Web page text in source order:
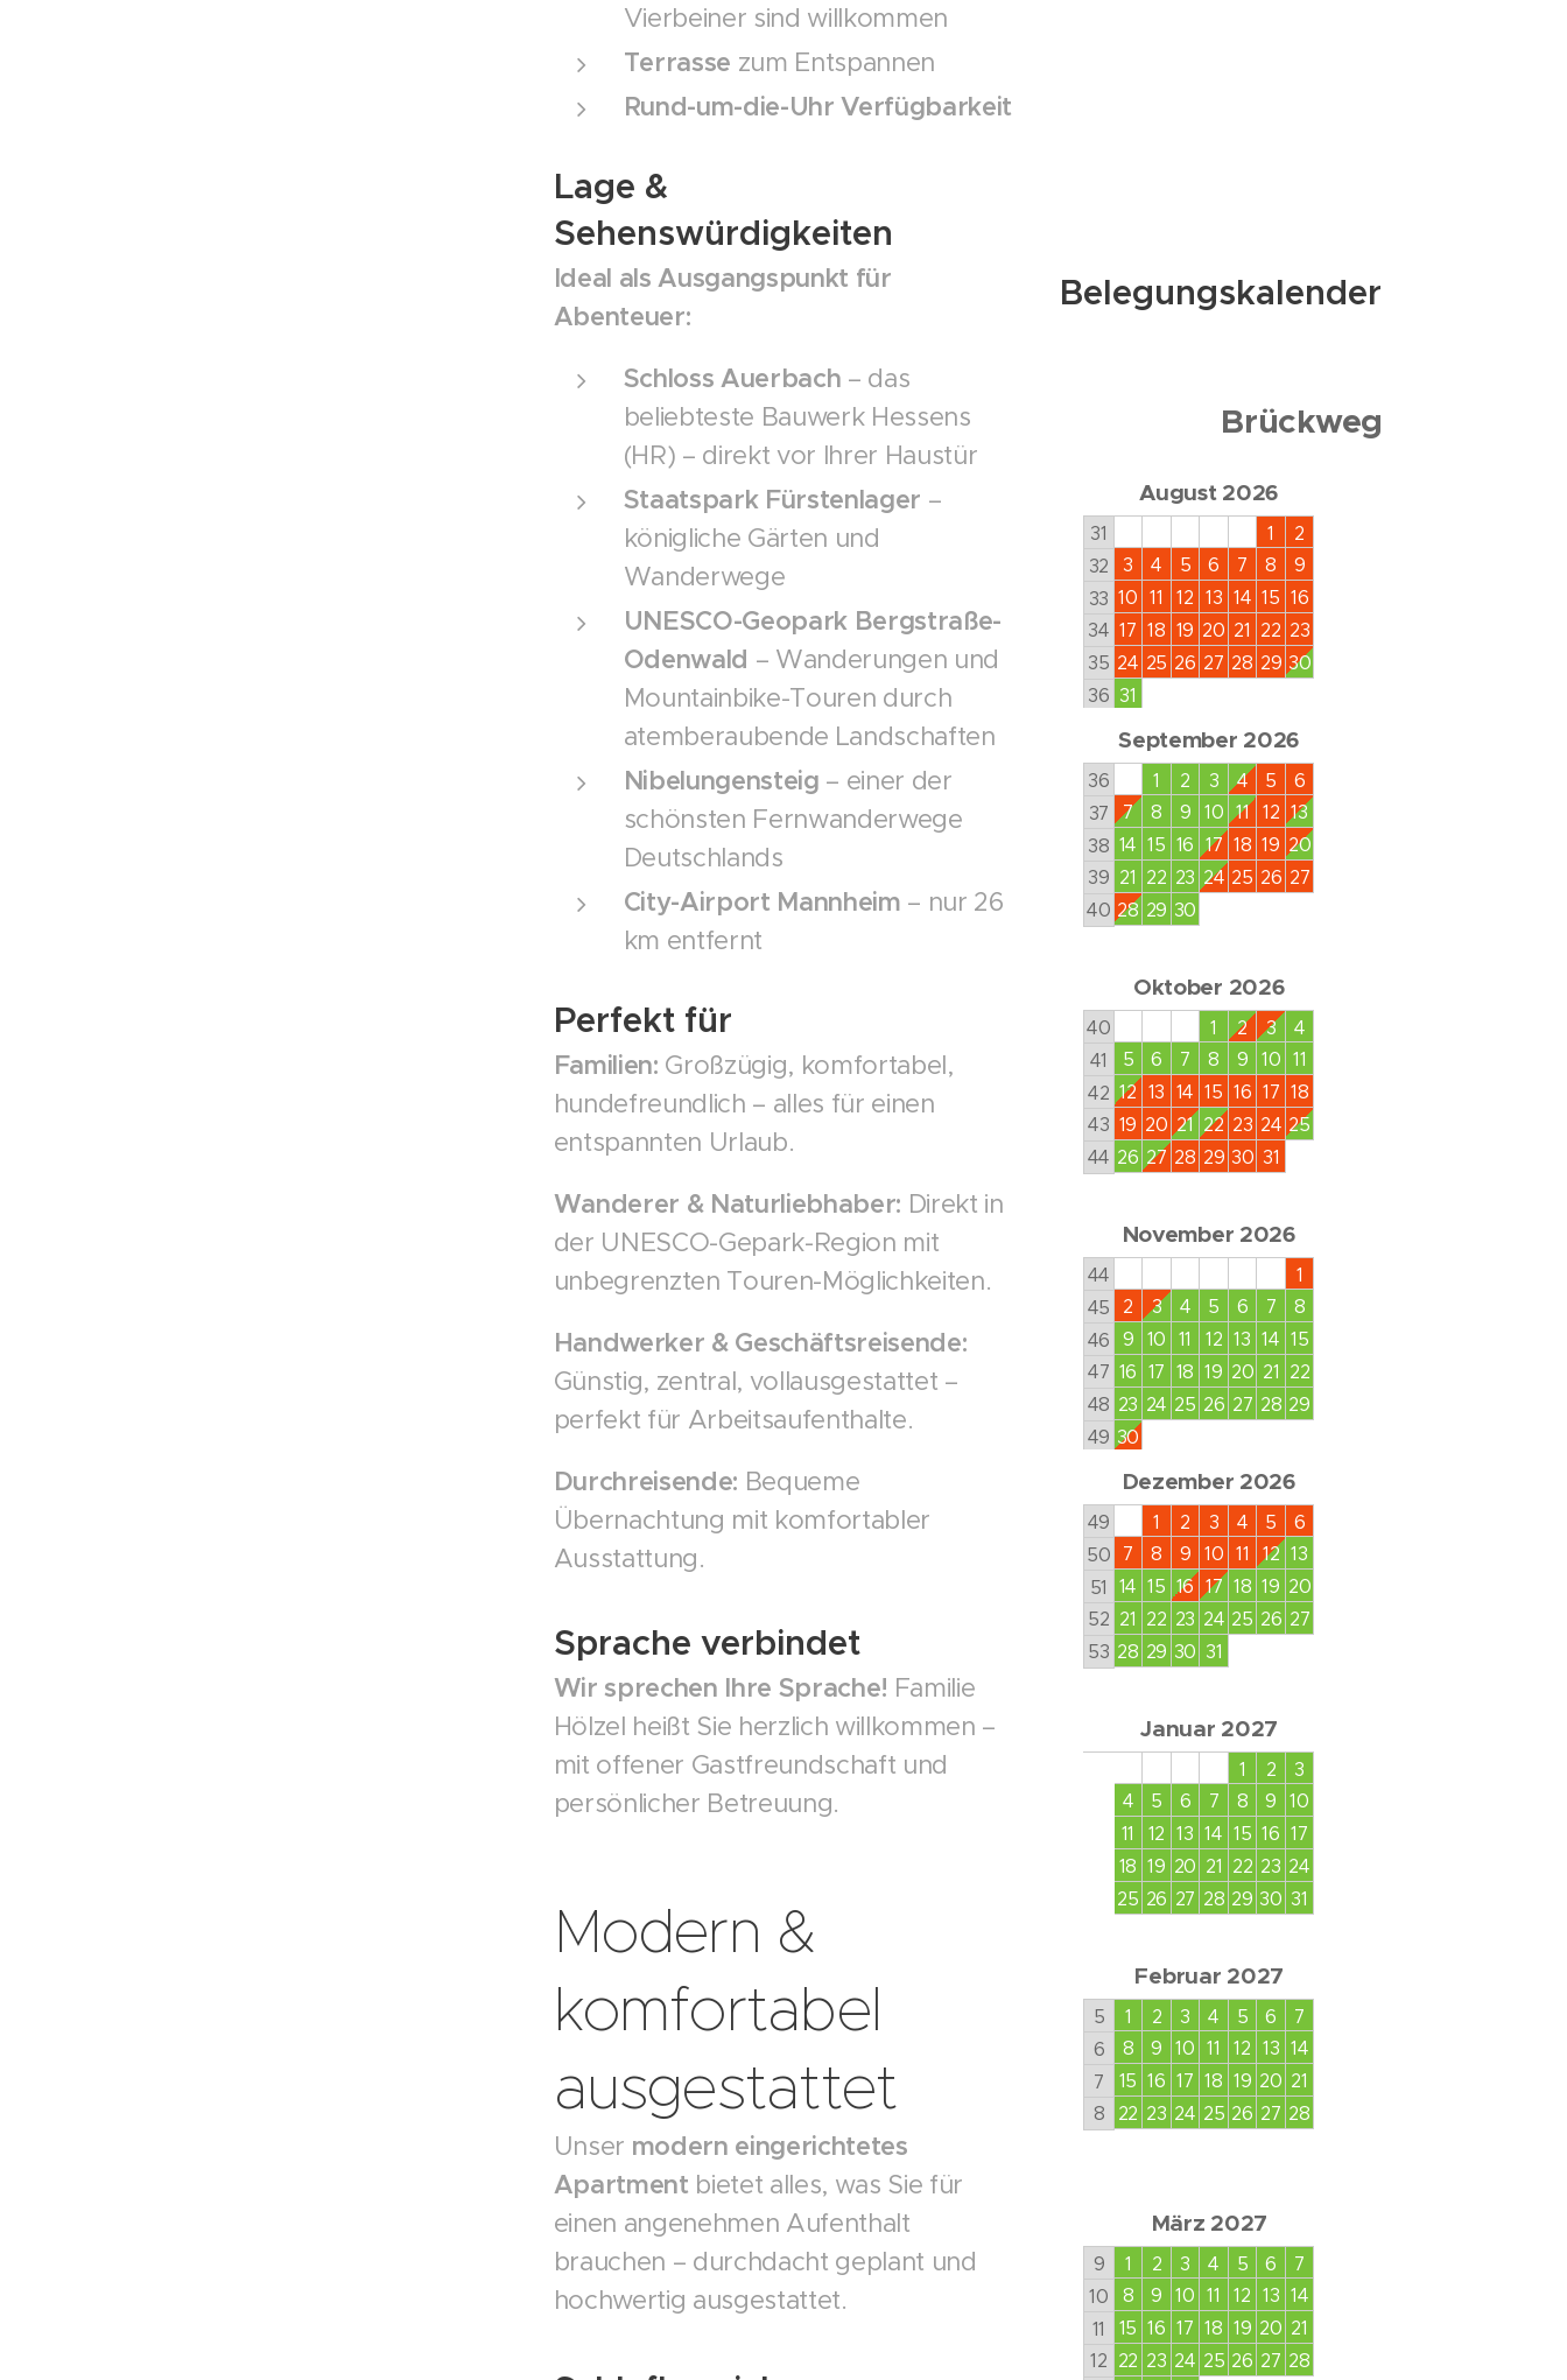
Vierbeiner sind willkommen
Terrasse zum Entspannen
Rund-um-die-Uhr Verfügbarkeit
Lage &
Sehenswürdigkeiten
Ideal als Ausgangspunkt für
Abenteuer:
Schloss Auerbach – das
beliebteste Bauwerk Hessens
(HR) – direkt vor Ihrer Haustür
Staatspark Fürstenlager –
königliche Gärten und
Wanderwege
UNESCO-Geopark Bergstraße-
Odenwald – Wanderungen und
Mountainbike-Touren durch
atemberaubende Landschaften
Nibelungensteig – einer der
schönsten Fernwanderwege
Deutschlands
City-Airport Mannheim – nur 26
km entfernt
Perfekt für
Familien: Großzügig, komfortabel,
hundefreundlich – alles für einen
entspannten Urlaub.
Wanderer & Naturliebhaber: Direkt in
der UNESCO-Gepark-Region mit
unbegrenzten Touren-Möglichkeiten.
Handwerker & Geschäftsreisende:
Günstig, zentral, vollausgestattet –
perfekt für Arbeitsaufenthalte.
Durchreisende: Bequeme
Übernachtung mit komfortabler
Ausstattung.
Sprache verbindet
Wir sprechen Ihre Sprache! Familie
Hölzel heißt Sie herzlich willkommen –
mit offener Gastfreundschaft und
persönlicher Betreuung.
Modern &
komfortabel
ausgestattet
Unser modern eingerichtetes
Apartment bietet alles, was Sie für
einen angenehmen Aufenthalt
brauchen – durchdacht geplant und
hochwertig ausgestattet.
Belegungskalender
Brückweg
August 2026
31
32
33
34
35
36
1
2
3
4 5 6 7 8
9
10 11 12 13 14 15 16
17 18 19 20 21 22 23
24 25 26 27 28 29 30
31
September 2026
36
37
38
39
40
1 2 3 4 5
6
7
8 9 10 11 12 13
14 15 16 17 18 19 20
21 22 23 24 25 26 27
28 29 30
Oktober 2026
40
41
42
43
44
1 2 3
4
5
6 7 8 9 10 11
12 13 14 15 16 17 18
19 20 21 22 23 24 25
26 27 28 29 30 31
November 2026
44
45
46
47
48
49
1
2
3 4 5 6 7
8
9
10 11 12 13 14 15
16 17 18 19 20 21 22
23 24 25 26 27 28 29
30
Dezember 2026
49
50
51
52
53
1 2 3 4 5
6
7
8 9 10 11 12 13
14 15 16 17 18 19 20
21 22 23 24 25 26 27
28 29 30 31
Januar 2027
1 2
3
4
5 6 7 8 9
10
11
12 13 14 15 16 17
18 19 20 21 22 23 24
25 26 27 28 29 30 31
Februar 2027
5
6
7
8
1 2 3 4 5 6
7
8
9 10 11 12 13 14
15 16 17 18 19 20 21
22 23 24 25 26 27 28
März 2027
9
10
11
12
1 2 3 4 5 6
7
8
9 10 11 12 13 14
15 16 17 18 19 20 21
22 23 24 25 26 27 28